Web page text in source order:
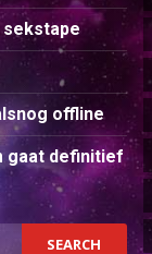
sekstape
offline
gaat definitief